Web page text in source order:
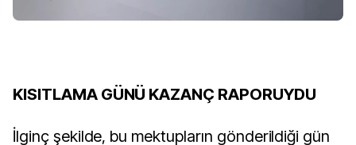
KISITLAMA GÜNÜ KAZANÇ RAPORUYDU
İlginç şekilde, bu mektupların gönderildiği gün